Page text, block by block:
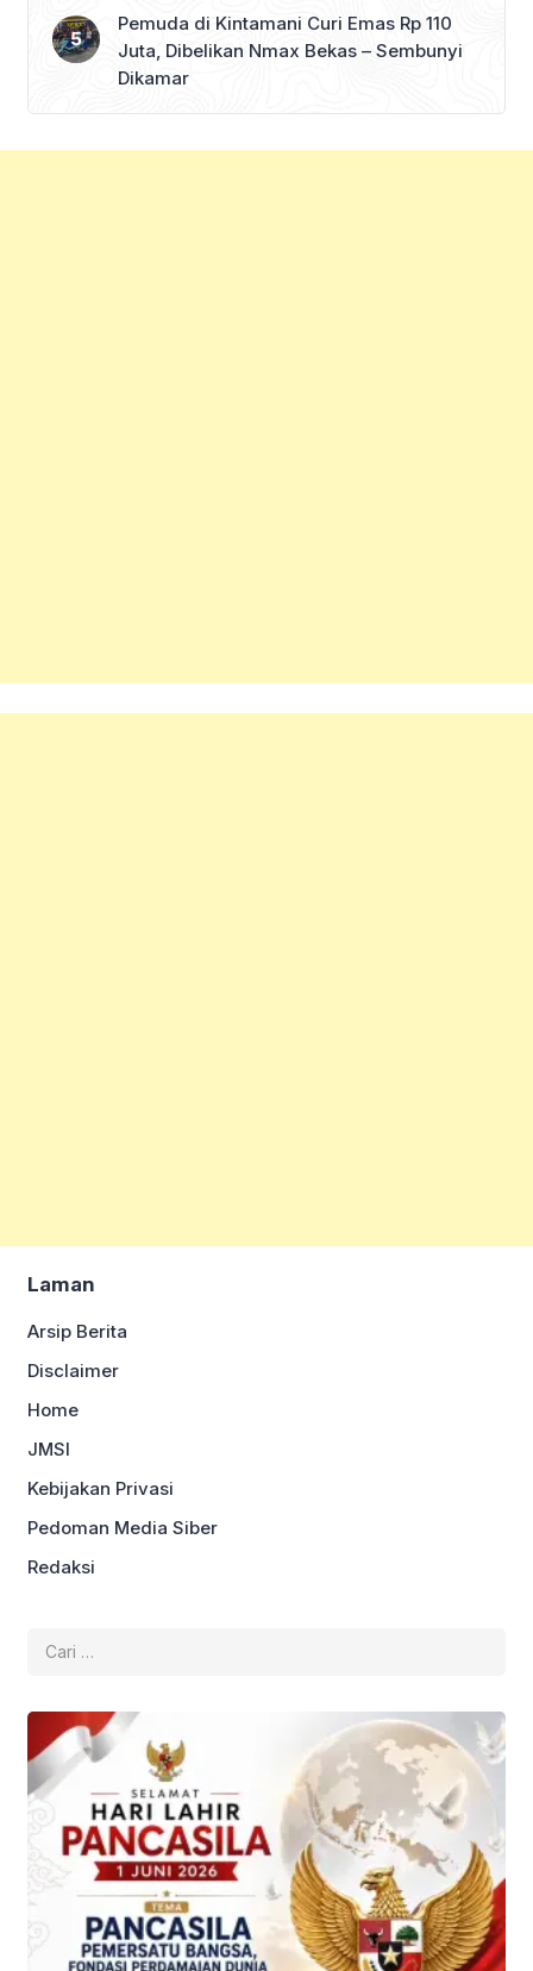
Pemuda di Kintamani Curi Emas Rp 110
Juta, Dibelikan Nmax Bekas – Sembunyi
Dikamar
Laman
Arsip Berita
Disclaimer
Home
JMSI
Kebijakan Privasi
Pedoman Media Siber
Redaksi
untuk: